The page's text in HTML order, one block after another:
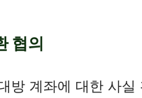
협의
방 계좌에 대한 사